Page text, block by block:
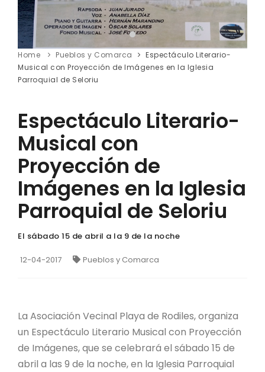
Home Pueblos y Comarca
Espectáculo Literario-
Musical con Proyección de Imágenes en la Iglesia
Parroquial de Seloriu
Espectáculo Literario-
Musical con
Proyección de
Imágenes en la Iglesia
Parroquial de Seloriu
El sábado 15 de abril a la 9 de la noche
12-04-2017 Pueblos y Comarca
La Asociación Vecinal Playa de Rodiles, organiza
un Espectáculo Literario Musical con Proyección
de Imágenes, que se celebrará el sábado 15 de
abril a las 9 de la noche, en la Iglesia Parroquial